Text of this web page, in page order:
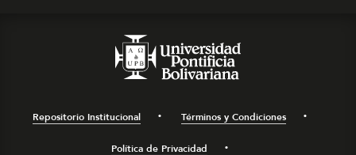
Repositorio Institucional Términos y Condiciones
Política de Privacidad